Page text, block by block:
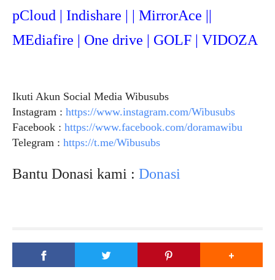
pCloud | Indishare | | MirrorAce ||
MEdiafire | One drive | GOLF | VIDOZA
Ikuti Akun Social Media Wibusubs
Instagram : https://www.instagram.com/Wibusubs
Facebook : https://www.facebook.com/doramawibu
Telegram : https://t.me/Wibusubs
Bantu Donasi kami : Donasi